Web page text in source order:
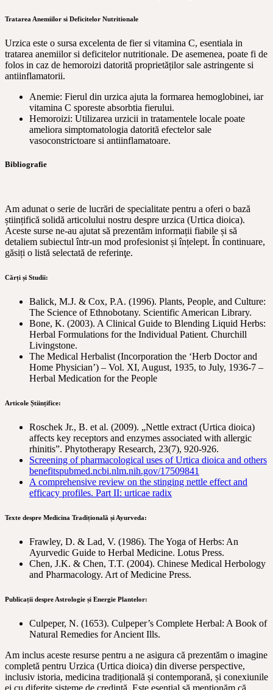
Tratarea Anemiilor si Deficitelor Nutritionale
Urzica este o sursa excelenta de fier si vitamina C, esentiala in
tratarea anemiilor si deficitelor nutritionale. De asemenea, poate fi de
folos in caz de hemoroizi datorită proprietăților sale astringente si
antiinflamatorii.
Anemie: Fierul din urzica ajuta la formarea hemoglobinei, iar
vitamina C sporeste absorbtia fierului.
Hemoroizi: Utilizarea urzicii in tratamentele locale poate
ameliora simptomatologia datorită efectelor sale
vasoconstrictoare si antiinflamatoare.
Bibliografie
Am adunat o serie de lucrări de specialitate pentru a oferi o bază
științifică solidă articolului nostru despre urzica (Urtica dioica).
Aceste surse ne-au ajutat să prezentăm informații fiabile și să
detaliem subiectul într-un mod profesionist și înțelept. În continuare,
găsiți o listă selectată de referinţe.
Cărți și Studii:
Balick, M.J. & Cox, P.A. (1996). Plants, People, and Culture:
The Science of Ethnobotany. Scientific American Library.
Bone, K. (2003). A Clinical Guide to Blending Liquid Herbs:
Herbal Formulations for the Individual Patient. Churchill
Livingstone.
The Medical Herbalist (Incorporation the ‘Herb Doctor and
Home Physician’) – Vol. XI, August, 1935, to July, 1936-7 –
Herbal Medication for the People
Articole Științifice:
Roschek Jr., B. et al. (2009). „Nettle extract (Urtica dioica)
affects key receptors and enzymes associated with allergic
rhinitis”. Phytotherapy Research, 23(7), 920-926.
Screening of pharmacological uses of Urtica dioica and others
benefitspubmed.ncbi.nlm.nih.gov/17509841
A comprehensive review on the stinging nettle effect and
efficacy profiles. Part II: urticae radix
Texte despre Medicina Tradițională și Ayurveda:
Frawley, D. & Lad, V. (1986). The Yoga of Herbs: An
Ayurvedic Guide to Herbal Medicine. Lotus Press.
Chen, J.K. & Chen, T.T. (2004). Chinese Medical Herbology
and Pharmacology. Art of Medicine Press.
Publicații despre Astrologie și Energie Plantelor:
Culpeper, N. (1653). Culpeper’s Complete Herbal: A Book of
Natural Remedies for Ancient Ills.
Am inclus aceste resurse pentru a ne asigura că prezentăm o imagine
completă pentru Urzica (Urtica dioica) din diverse perspective,
inclusiv istoria, medicina tradițională și contemporană, și conexiunile
ei cu diferite sisteme de credință. Este esențial să menționăm că